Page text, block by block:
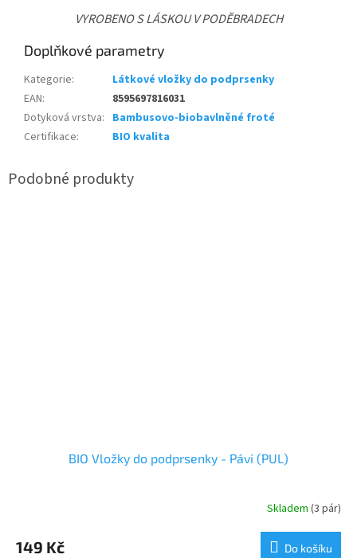
VYROBENO S LÁSKOU V PODĚBRADECH
Doplňkové parametry
Kategorie:
Látkové vložky do podprsenky
EAN:
8595697816031
Dotyková vrstva: Bambusovo-biobavlněné froté
Certifikace: BIO kvalita
BIO Vložky do podprsenky - Pávi (PUL)
Skladem (3 pár)
149 Kč Do košíku